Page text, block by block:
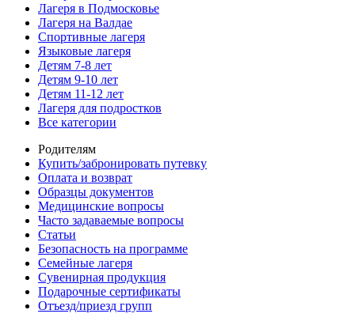
Лагеря в Подмосковье
Лагеря на Валдае
Спортивные лагеря
Языковые лагеря
Детям 7-8 лет
Детям 9-10 лет
Детям 11-12 лет
Лагеря для подростков
Все категории
Родителям
Купить/забронировать путевку
Оплата и возврат
Образцы документов
Медицинские вопросы
Часто задаваемые вопросы
Статьи
Безопасность на программе
Семейные лагеря
Сувенирная продукция
Подарочные сертификаты
Отъезд/приезд групп